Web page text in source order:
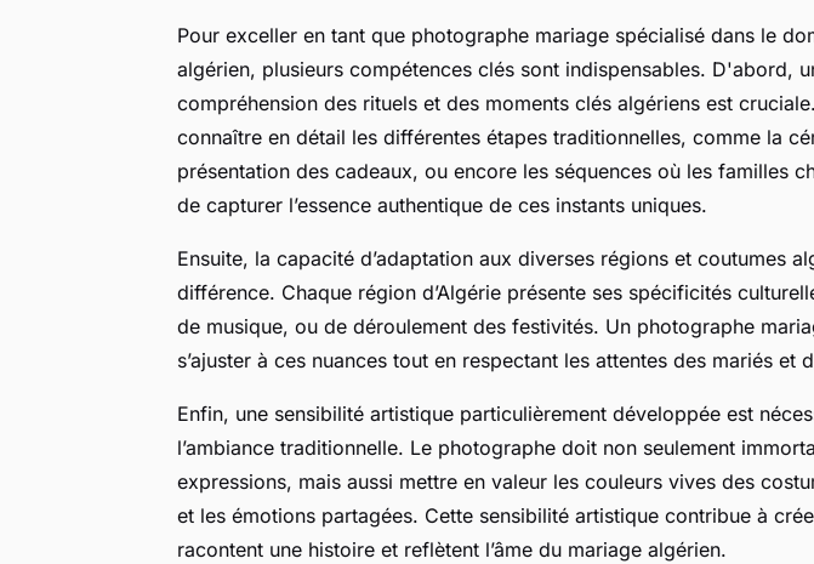
Pour exceller en tant que photographe mariage spécialisé dans le
algérien, plusieurs compétences clés sont indispensables. D'abord,
compréhension des rituels et des moments clés algériens est
connaître en détail les différentes étapes traditionnelles, comme la
présentation des cadeaux, ou encore les séquences où les familles
de capturer l’essence authentique de ces instants uniques.
Ensuite, la capacité d’adaptation aux diverses régions et coutumes
différence. Chaque région d’Algérie présente ses spécificités
de musique, ou de déroulement des festivités. Un photographe
s’ajuster à ces nuances tout en respectant les attentes des mariés et
Enfin, une sensibilité artistique particulièrement développée est
l’ambiance traditionnelle. Le photographe doit non seulement
expressions, mais aussi mettre en valeur les couleurs vives des
et les émotions partagées. Cette sensibilité artistique contribue à
racontent une histoire et reflètent l’âme du mariage algérien.